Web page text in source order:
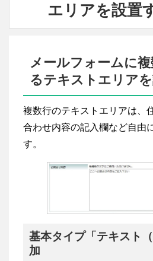
エリアを設置
メールフォームに
るテキストエリア
複数行のテキストエリアは、
合わせ内容の記入欄など自由
す。
基本タイプ「テキスト
加